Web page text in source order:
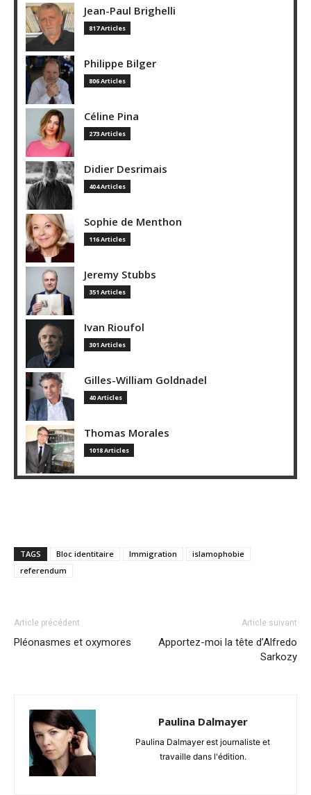
Jean-Paul Brighelli
817 Articles
Philippe Bilger
806 Articles
Céline Pina
273 Articles
Didier Desrimais
404 Articles
Sophie de Menthon
116 Articles
Jeremy Stubbs
351 Articles
Ivan Rioufol
301 Articles
Gilles-William Goldnadel
40 Articles
Thomas Morales
1018 Articles
TAGS Bloc identitaire Immigration
islamophobie
referendum
Article précédent
Pléonasmes et oxymores
Article suivant
Apportez-moi la tête d’Alfredo
Sarkozy
Paulina Dalmayer
Paulina Dalmayer est journaliste et
travaille dans l'édition.